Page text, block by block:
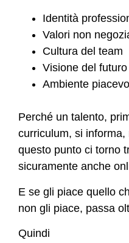
Identità
Valori non
Cultura del team
Visione del futuro
Ambiente
Perché un talento,
curriculum, si
questo punto ci torno
sicuramente anche
E se gli piace quello
non gli piace, passa
Quindi